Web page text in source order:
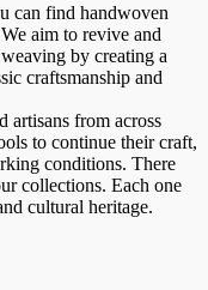
can find handwoven
aim to revive and
by creating a
craftsmanship and
artisans from across
to continue their craft,
conditions. There
collections. Each one
cultural heritage.